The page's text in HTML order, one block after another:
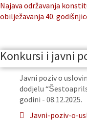
Najava održavanja
obilježavanja 40.
Konkursi i javni
Javni poziv o
dodjelu
godini - 08.12.2025.
Javni-poziv-o-